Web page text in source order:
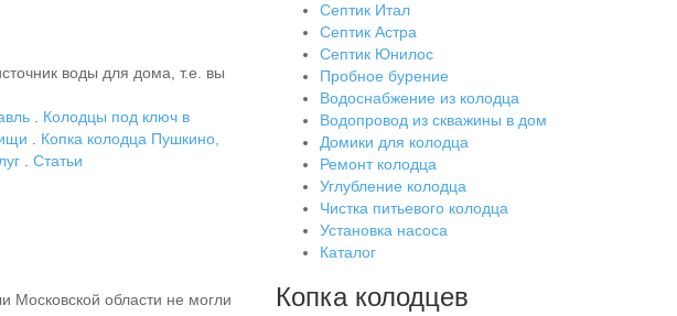
воды для дома, т.е. вы
Колодцы под ключ в
Копка колодца Пушкино,
Статьи
Московской области не могли
Септик Итал
Септик Астра
Септик Юнилос
Пробное бурение
Водоснабжение из колодца
Водопровод из скважины в дом
Домики для колодца
Ремонт колодца
Углубление колодца
Чистка питьевого колодца
Установка насоса
Каталог
Копка колодцев